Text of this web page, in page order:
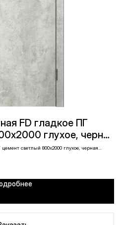
FD гладкое ПГ
глухое, черная
светлый 800х2000 глухое, черная